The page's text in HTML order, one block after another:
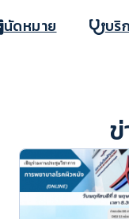
นัดหมาย บริ